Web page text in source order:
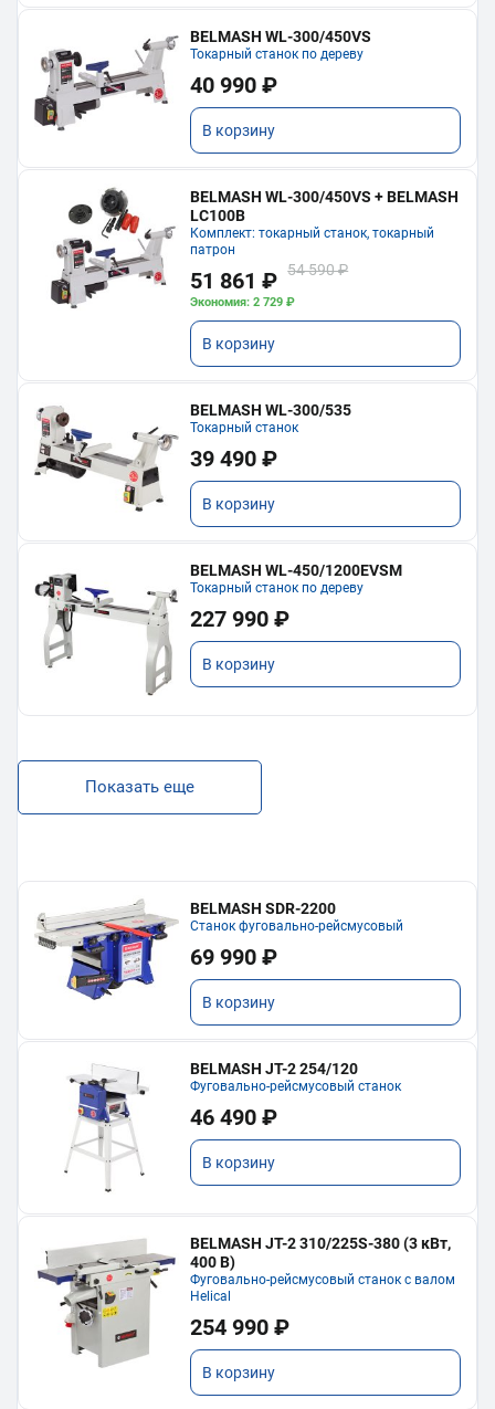
BELMASH WL-300/450VS
Токарный станок по дереву
40 990 ₽
В корзину
BELMASH WL-300/450VS + BELMASH
LC100B
Комплект: токарный станок, токарный
патрон
51 861 ₽ 54 590 ₽
Экономия: 2 729 ₽
В корзину
BELMASH WL-300/535
Токарный станок
39 490 ₽
В корзину
BELMASH WL-450/1200EVSM
Токарный станок по дереву
227 990 ₽
В корзину
Показать еще
BELMASH SDR-2200
Станок фуговально-рейсмусовый
69 990 ₽
В корзину
BELMASH JT-2 254/120
Фуговально-рейсмусовый станок
46 490 ₽
В корзину
BELMASH JT-2 310/225S-380 (3 кВт,
400 В)
Фуговально-рейсмусовый станок с валом
Helical
254 990 ₽
В корзину